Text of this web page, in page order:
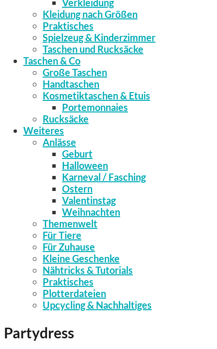
Verkleidung
Kleidung nach Größen
Praktisches
Spielzeug & Kinderzimmer
Taschen und Rucksäcke
Taschen & Co
Große Taschen
Handtaschen
Kosmetiktaschen & Etuis
Portemonnaies
Rucksäcke
Weiteres
Anlässe
Geburt
Halloween
Karneval / Fasching
Ostern
Valentinstag
Weihnachten
Themenwelt
Für Tiere
Für Zuhause
Kleine Geschenke
Nähtricks & Tutorials
Praktisches
Plotterdateien
Upcycling & Nachhaltiges
Partydress